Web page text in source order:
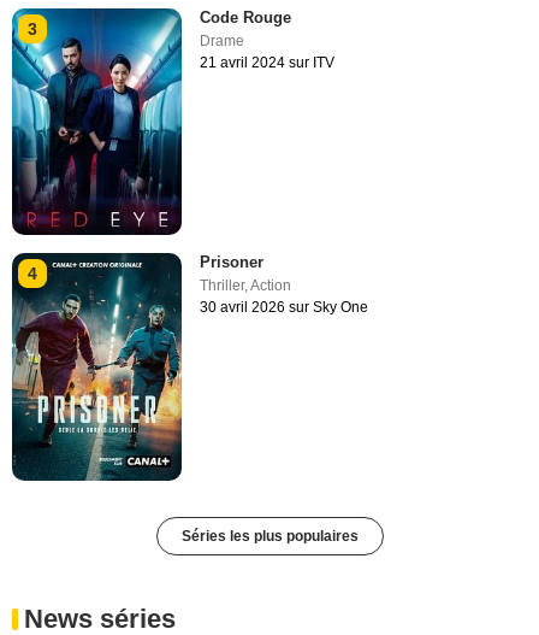
3
Code Rouge
Drame
21 avril 2024 sur ITV
4
Prisoner
Thriller,Action
30 avril 2026 sur Sky One
Séries les plus populaires
News séries